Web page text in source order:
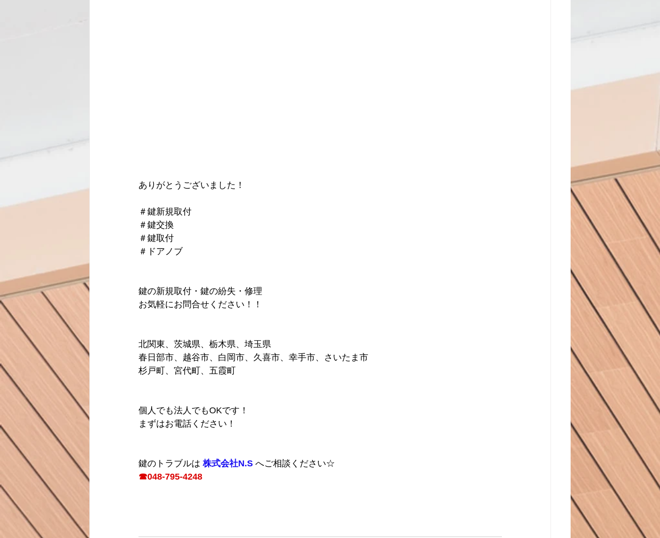
ありがとうございました！
＃鍵新規取付
＃鍵交換
＃鍵取付
＃ドアノブ
鍵の新規取付・鍵の紛失・修理
お気軽にお問合せください！！
北関東、茨城県、栃木県、埼玉県
春日部市、越谷市、白岡市、久喜市、幸手市、さいたま市
杉戸町、宮代町、五霞町
個人でも法人でもOKです！
まずはお電話ください！
鍵のトラブルは 株式会社N.S へご相談ください☆
☎048-795-4248